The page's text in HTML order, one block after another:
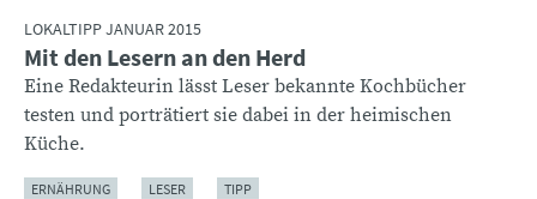
LOKALTIPP JANUAR 2015
Mit den Lesern an den Herd
Eine Redakteurin lässt Leser bekannte Kochbücher
testen und porträtiert sie dabei in der heimischen
Küche.
ERNÄHRUNG LESER TIPP